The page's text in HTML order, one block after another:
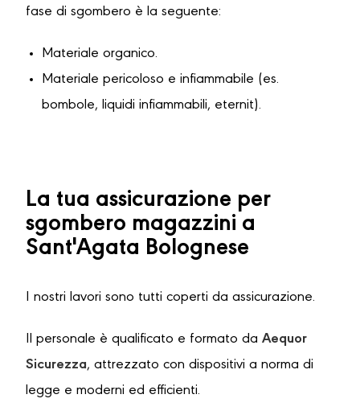
fase di sgombero è la seguente:
Materiale organico.
Materiale pericoloso e infiammabile (es.
bombole, liquidi infiammabili, eternit).
La tua assicurazione per
sgombero magazzini a
Sant'Agata Bolognese
I nostri lavori sono tutti coperti da assicurazione.
Il personale è qualificato e formato da Aequor
Sicurezza, attrezzato con dispositivi a norma di
legge e moderni ed efficienti.